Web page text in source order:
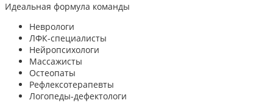
Идеальная формула команды
Неврологи
ЛФК-специалисты
Нейропсихологи
Массажисты
Остеопаты
Рефлексотерапевты
Логопеды-дефектологи